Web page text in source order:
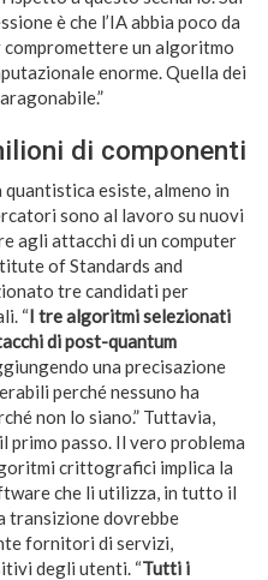
è che l’IA abbia poco da
un algoritmo
enorme. Quella dei
di componenti
esiste, almeno in
sono al lavoro su nuovi
agli attacchi di un computer
of Standards and
tre candidati per
“I tre algoritmi selezionati
di post-quantum
una precisazione
perché nessuno ha
non lo siano.” Tuttavia,
passo. Il vero problema
crittografici implica la
che li utilizza, in tutto il
transizione dovrebbe
fornitori di servizi,
degli utenti. “Tutti i